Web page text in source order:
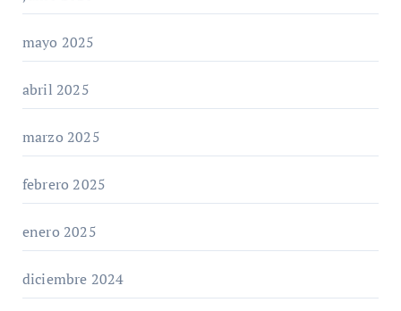
mayo 2025
abril 2025
marzo 2025
febrero 2025
enero 2025
diciembre 2024